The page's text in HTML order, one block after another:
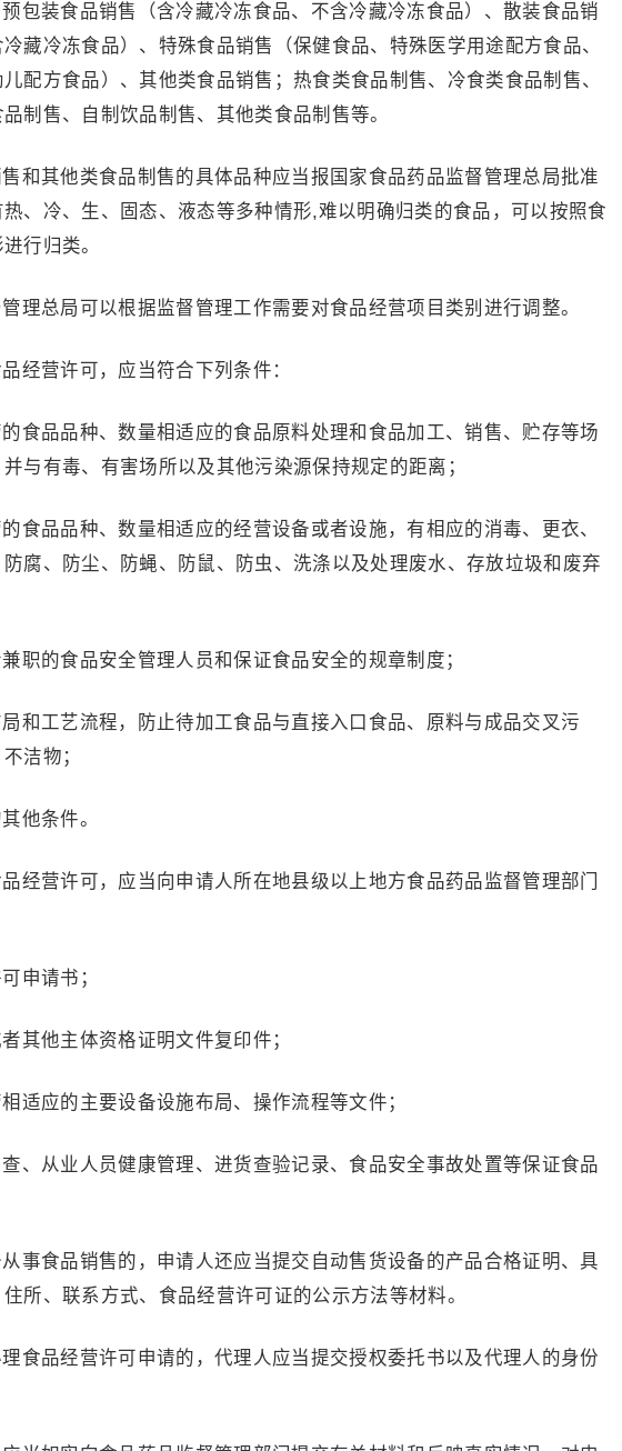
装食品销售（含冷藏冷冻食品、不含冷藏冷冻食品）、散装食品销
藏冷冻食品）、特殊食品销售（保健食品、特殊医学用途配方食品、
配方食品）、其他类食品销售；热食类食品制售、冷食类食品制售、
制售、自制饮品制售、其他类食品制售等。
其他类食品制售的具体品种应当报国家食品药品监督管理总局批准
、冷、生、固态、液态等多种情形,难以明确归类的食品，可以按照食
行归类。
总局可以根据监督管理工作需要对食品经营项目类别进行调整。
营许可，应当符合下列条件：
品品种、数量相适应的食品原料处理和食品加工、销售、贮存等场
与有毒、有害场所以及其他污染源保持规定的距离；
品品种、数量相适应的经营设备或者设施，有相应的消毒、更衣、
腐、防尘、防蝇、防鼠、防虫、洗涤以及处理废水、存放垃圾和废弃
的食品安全管理人员和保证食品安全的规章制度；
工艺流程，防止待加工食品与直接入口食品、原料与成品交叉污
洁物；
他条件。
营许可，应当向申请人所在地县级以上地方食品药品监督管理部门
申请书；
他主体资格证明文件复印件；
应的主要设备设施布局、操作流程等文件；
从业人员健康管理、进货查验记录、食品安全事故处置等保证食品
食品销售的，申请人还应当提交自动售货设备的产品合格证明、具
所、联系方式、食品经营许可证的公示方法等材料。
品经营许可申请的，代理人应当提交授权委托书以及代理人的身份